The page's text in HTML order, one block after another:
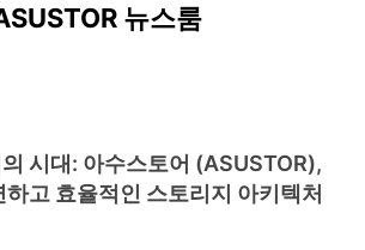
뉴스룸
시대: 아수스토어 (ASUSTOR),
고 효율적인 스토리지 아키텍처